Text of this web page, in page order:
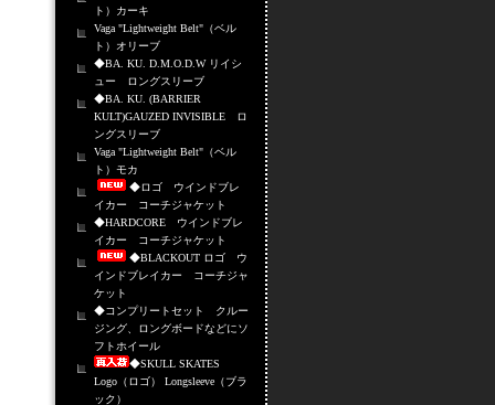
ト）カーキ
Vaga "Lightweight Belt"（ベル
ト）オリーブ
◆BA. KU. D.M.O.D.W リイシ
ュー ロングスリーブ
◆BA. KU. (BARRIER
KULT)GAUZED INVISIBLE ロ
ングスリーブ
Vaga "Lightweight Belt"（ベル
ト）モカ
◆ロゴ ウインドブレ
イカー コーチジャケット
◆HARDCORE ウインドブレ
イカー コーチジャケット
◆BLACKOUT ロゴ ウ
インドブレイカー コーチジャ
ケット
◆コンプリートセット クルー
ジング、ロングボードなどにソ
フトホイール
◆SKULL SKATES
Logo（ロゴ） Longsleeve（ブラ
ック）